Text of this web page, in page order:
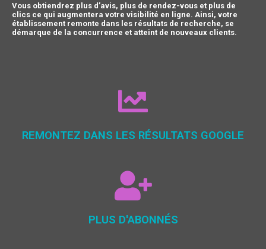
Vous obtiendrez plus d’avis, plus de rendez-vous et plus de
clics ce qui augmentera votre visibilité en ligne. Ainsi, votre
établissement remonte dans les résultats de recherche, se
démarque de la concurrence et atteint de nouveaux clients.
REMONTEZ DANS LES RÉSULTATS GOOGLE
PLUS D'ABONNÉS